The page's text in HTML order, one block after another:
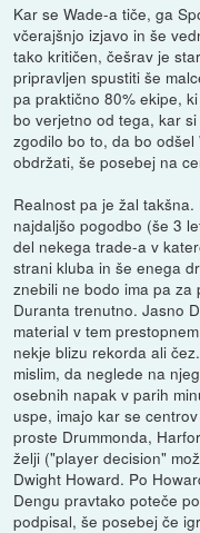
Kar se Wade-a tiče, ga
včerajšnjo izjavo in še
tako kritičen, češrav je
pripravljen spustiti še
pa praktično 80% ekipe,
bo verjetno od tega, kar
zgodilo bo to, da bo
obdržati, še posebej na
Realnost pa je žal
najdaljšo pogodbo (še 3
del nekega trade-a v
strani kluba in še enega
znebili ne bodo ima pa za
Duranta trenutno. Jasno
material v tem
nekje blizu rekorda ali
mislim, da neglede na
osebnih napak v parih
uspe, imajo kar se
proste Drummonda,
želji ("player decision"
Dwight Howard. Po
Dengu pravtako poteče
podpisal, še posebej če